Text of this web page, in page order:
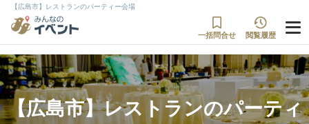
【広島市】レストランのパーティー会場
一括問合せ 閲覧履歴
【広島市】レストランのパーティ